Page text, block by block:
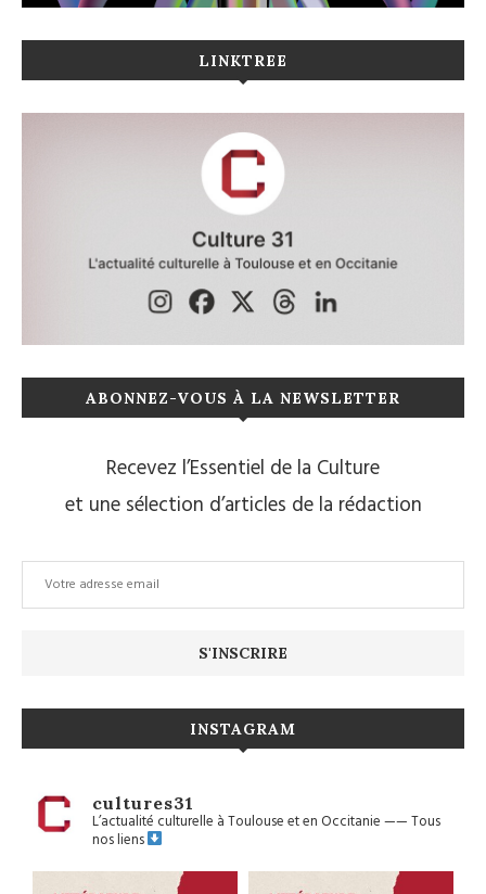
LINKTREE
ABONNEZ-VOUS À LA NEWSLETTER
Recevez l’Essentiel de la Culture
et une sélection d’articles de la rédaction
INSTAGRAM
cultures31
L’actualité culturelle à Toulouse et en Occitanie——Tous
nos liens